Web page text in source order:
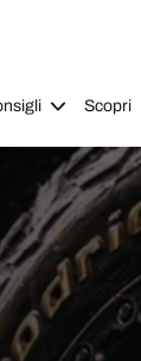
Scopri